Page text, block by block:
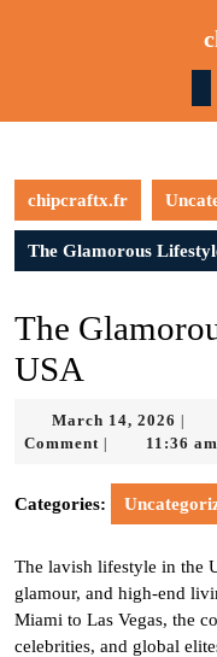
chipcraftx.fr
The Glamorous
The
USA
March 14, 2026
14,
Comment
11:36 am
Categories:
The lavish lifestyle in the
glamour, and high-end
Miami to Las Vegas, the
celebrities, and global